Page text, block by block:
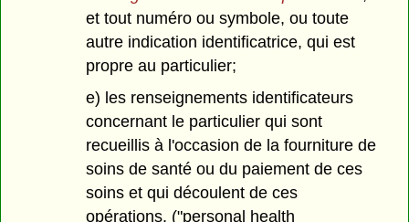
et tout numéro ou symbole, ou toute
autre indication identificatrice, qui est
propre au particulier;
e) les renseignements identificateurs
concernant le particulier qui sont
recueillis à l'occasion de la fourniture de
soins de santé ou du paiement de ces
soins et qui découlent de ces
opérations. ("personal health